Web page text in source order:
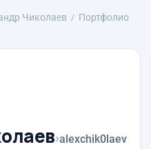
Чиколаев
Портфолио
›alexchik0laev